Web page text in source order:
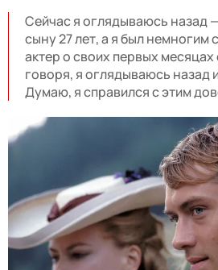
Сейчас я оглядываюсь назад
сыну 27 лет, а я был немногим
актер о своих первых
говоря, я оглядываюсь назад
Думаю, я справился с этим